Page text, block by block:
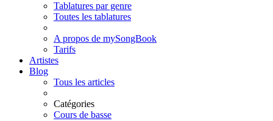
Tablatures par genre
Toutes les tablatures
A propos de mySongBook
Tarifs
Artistes
Blog
Tous les articles
Catégories
Cours de basse